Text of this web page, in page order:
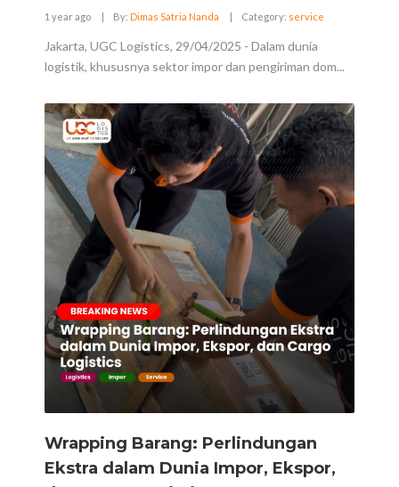
1 year ago | By: Dimas Satria Nanda | Category: service
Jakarta, UGC Logistics, 29/04/2025 - Dalam dunia
logistik, khususnya sektor impor dan pengiriman dom...
Wrapping Barang: Perlindungan
Ekstra dalam Dunia Impor, Ekspor,